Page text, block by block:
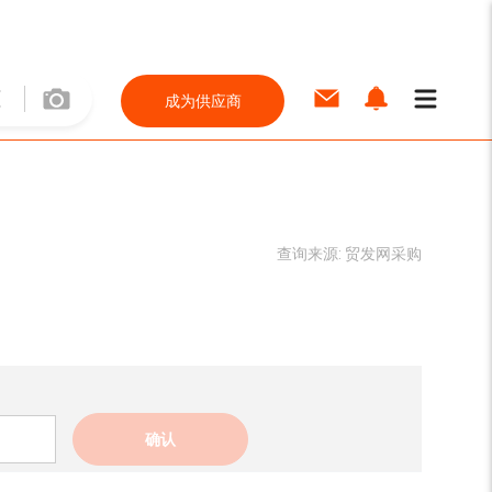
成为供应商
查询来源: 贸发网采购
确认